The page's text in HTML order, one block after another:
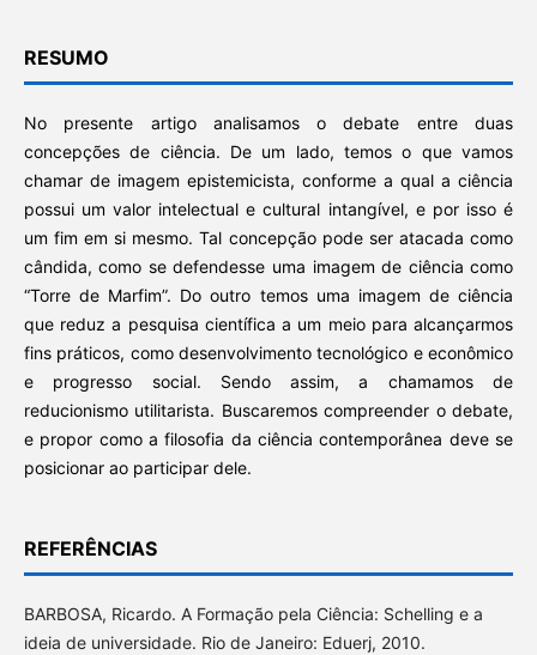
RESUMO
No presente artigo analisamos o debate entre duas
concepções de ciência. De um lado, temos o que vamos
chamar de imagem epistemicista, conforme a qual a ciência
possui um valor intelectual e cultural intangível, e por isso é
um fim em si mesmo. Tal concepção pode ser atacada como
cândida, como se defendesse uma imagem de ciência como
“Torre de Marfim”. Do outro temos uma imagem de ciência
que reduz a pesquisa científica a um meio para alcançarmos
fins práticos, como desenvolvimento tecnológico e econômico
e progresso social. Sendo assim, a chamamos de
reducionismo utilitarista. Buscaremos compreender o debate,
e propor como a filosofia da ciência contemporânea deve se
posicionar ao participar dele.
REFERÊNCIAS
BARBOSA, Ricardo. A Formação pela Ciência: Schelling e a
ideia de universidade. Rio de Janeiro: Eduerj, 2010.